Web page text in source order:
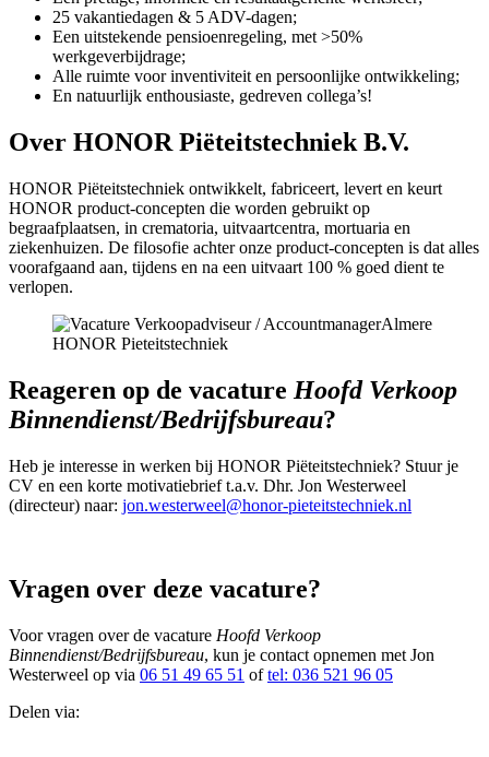
25 vakantiedagen & 5 ADV-dagen;
Een uitstekende pensioenregeling, met >50%
werkgeverbijdrage;
Alle ruimte voor inventiviteit en persoonlijke ontwikkeling;
En natuurlijk enthousiaste, gedreven collega’s!
Over HONOR Piëteitstechniek B.V.
HONOR Piëteitstechniek ontwikkelt, fabriceert, levert en keurt
HONOR product-concepten die worden gebruikt op
begraafplaatsen, in crematoria, uitvaartcentra, mortuaria en
ziekenhuizen. De filosofie achter onze product-concepten is dat alles
voorafgaand aan, tijdens en na een uitvaart 100 % goed dient te
verlopen.
Reageren op de vacature Hoofd Verkoop
Binnendienst/Bedrijfsbureau?
Heb je interesse in werken bij HONOR Piëteitstechniek? Stuur je
CV en een korte motivatiebrief t.a.v. Dhr. Jon Westerweel
(directeur) naar: jon.westerweel@honor-pieteitstechniek.nl
Vragen over deze vacature?
Voor vragen over de vacature Hoofd Verkoop
Binnendienst/Bedrijfsbureau, kun je contact opnemen met Jon
Westerweel op via 06 51 49 65 51 oftel: 036 521 96 05
Delen via: